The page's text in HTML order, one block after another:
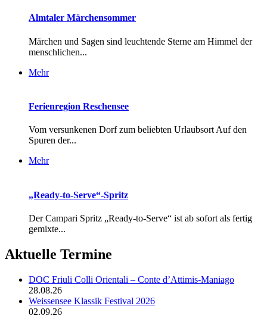
Almtaler Märchensommer
Märchen und Sagen sind leuchtende Sterne am Himmel der
menschlichen...
Mehr
Ferienregion Reschensee
Vom versunkenen Dorf zum beliebten Urlaubsort Auf den
Spuren der...
Mehr
„Ready-to-Serve“-Spritz
Der Campari Spritz „Ready-to-Serve“ ist ab sofort als fertig
gemixte...
Aktuelle Termine
DOC Friuli Colli Orientali – Conte d’Attimis-Maniago
28.08.26
Weissensee Klassik Festival 2026
02.09.26